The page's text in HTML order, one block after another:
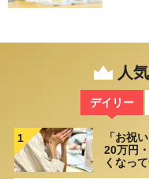
人
デイリー
1
「お祝
20万円
くなっ